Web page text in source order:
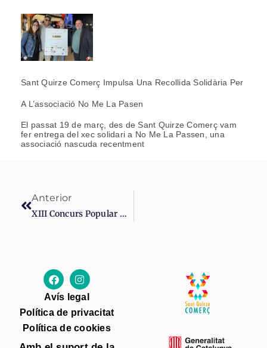
Sant Quirze Comerç Impulsa Una Recollida Solidària Per
A L’associació No Me La Pasen
El passat 19 de març, des de Sant Quirze Comerç vam
fer entrega del xec solidari a No Me La Passen, una
associació nascuda recentment
Anterior
XIII Concurs Popular D’entrepans
Avís legal
Política de privacitat
Política de cookies